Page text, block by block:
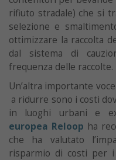
rifiuto stradale) che si
selezione e
ottimizzare la raccolta
dal sistema di
frequenza delle raccolte.
Un’altra importante
a ridurre sono i costi
in luoghi urbani e
europea Reloop ha
che ha valutato
risparmio di costi per i